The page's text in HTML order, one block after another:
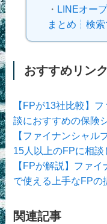
・ LINEオー
まとめ┆検索
おすすめリンク
【FPが13社比較】
談におすすめの保険
【ファイナンシャル
15人以上のFPに相談
【FPが解説】ファ
で使える上手なFPの
関連記事